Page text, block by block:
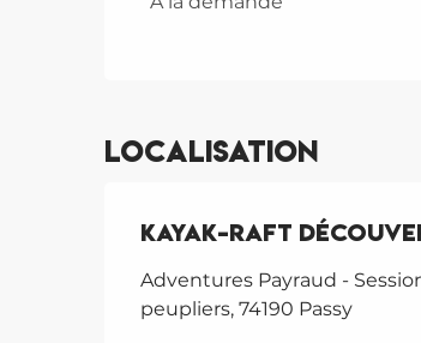
Localisation
Kayak-raft
Adventures Payraud -
peupliers, 74190 Passy